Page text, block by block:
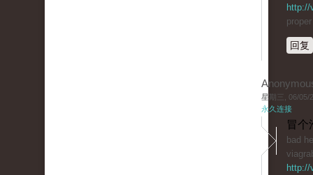
http://
回复
星期三, 06/05/
永久连接
冒个
bad
http://